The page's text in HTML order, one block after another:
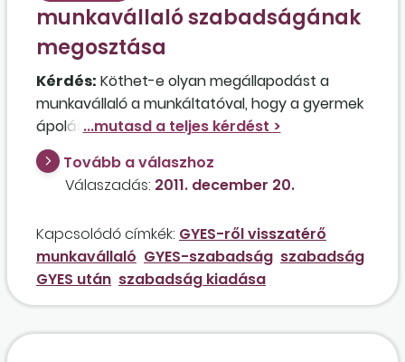
munkavállaló szabadságának
megosztása
Kérdés: Köthet-e olyan megállapodást a
munkavállaló a munkáltatóval, hogy a gyermek
ápolása, illetve gondozása céljából kapott
fizetés nélküli szabadsága idején
felhalmozódott nagy mennyiségű rendes
szabadságának csak egy részét veszi ki a
majd egy későbbi időpontban? A munkavállaló
2012 elején kíván visszamenni dolgozni, és ezt a
szándékát már szóban és írásban is közölte a
munkáltatójával. Okozhat-e valamilyen
hátrányt a munkavállaló részére egy ilyen
Tovább a válaszhoz
Válaszadás: 2011. december 20.
Kapcsolódó címkék: GYES-ről visszatérő
munkavállaló GYES-szabadság szabadság
GYES után szabadság kiadása